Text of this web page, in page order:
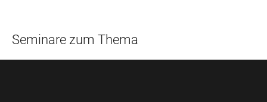
Seminare zum Thema